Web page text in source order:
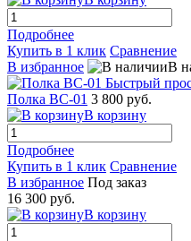
Подробнее
Купить в 1 клик Сравнение
В избранное
В
Быстрый
Полка ВС-01 3 800 руб.
В корзину
Подробнее
Купить в 1 клик Сравнение
В избранное Под заказ
16 300 руб.
В корзину